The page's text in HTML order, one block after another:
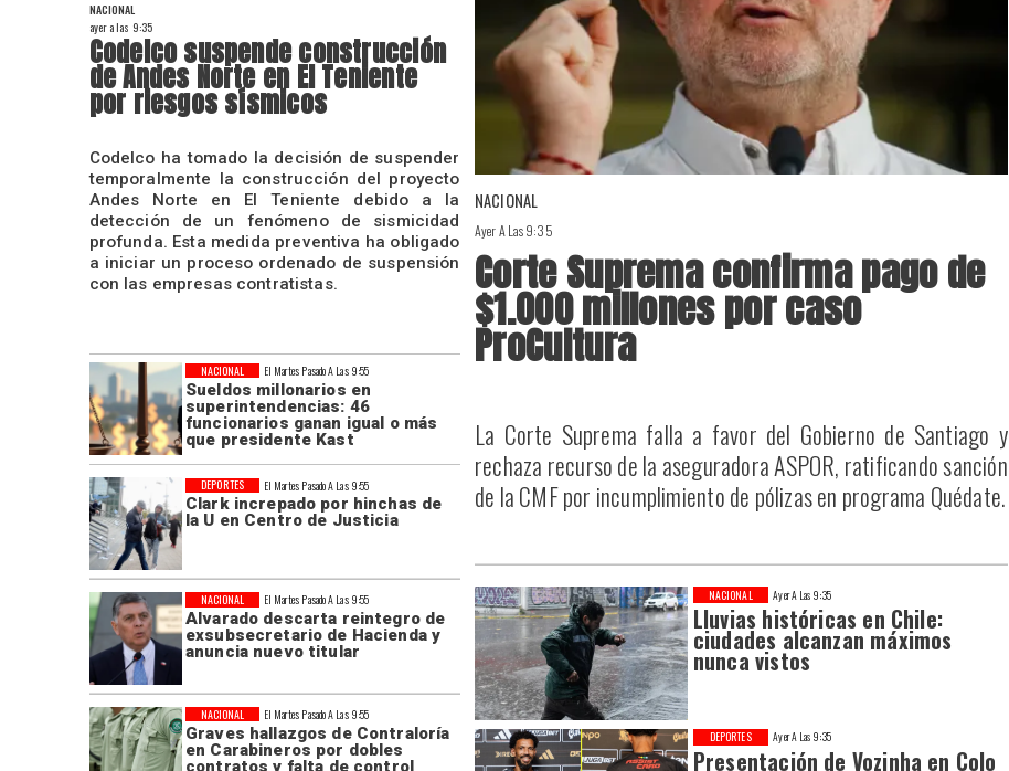
El Martes Pasado A Las 9:55
Sueldos millonarios en
superintendencias: 46
funcionarios ganan igual o más
que presidente Kast
NACIONAL
El Martes Pasado A Las 9:55
Clark increpado por hinchas de
la U en Centro de Justicia
DEPORTES
El Martes Pasado A Las 9:55
Alvarado descarta reintegro de
exsubsecretario de Hacienda y
anuncia nuevo titular
NACIONAL
El Martes Pasado A Las 9:55
Graves hallazgos de Contraloría
en Carabineros por dobles
contratos y falta de control
NACIONAL
Ayer A Las 9:35
Lluvias históricas en Chile:
ciudades alcanzan máximos
nunca vistos
NACIONAL
Ayer A Las 9:35
Presentación de Vozinha en Colo
DEPORTES
NACIONAL
ayer a las 9:35
Codelco suspende construcción
de Andes Norte en El Teniente
por riesgos sísmicos
Codelco ha tomado la decisión de suspender
temporalmente la construcción del proyecto
Andes Norte en El Teniente debido a la
detección de un fenómeno de sismicidad
profunda. Esta medida preventiva ha obligado
a iniciar un proceso ordenado de suspensión
con las empresas contratistas.
NACIONAL
Ayer A Las 9:35
Corte Suprema confirma pago de
$1.000 millones por caso
ProCultura
La Corte Suprema falla a favor del Gobierno de Santiago y
rechaza recurso de la aseguradora ASPOR, ratificando sanción
de la CMF por incumplimiento de pólizas en programa Quédate.